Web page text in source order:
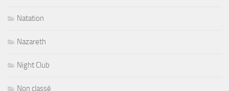
Natation
Nazareth
Night Club
Non classé